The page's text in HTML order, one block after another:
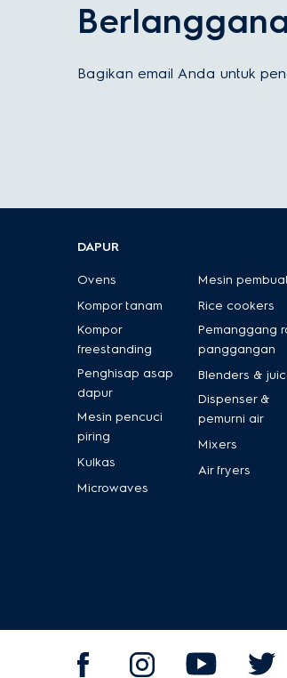
Bagikan email Anda untuk
DAPUR
Ovens
Kompor tanam
Kompor
freestanding
Penghisap asap
dapur
Mesin pencuci
piring
Kulkas
Microwaves
Mesin
Rice cookers
Pemanggang
panggangan
Blenders &
Dispenser &
pemurni air
Mixers
Air fryers